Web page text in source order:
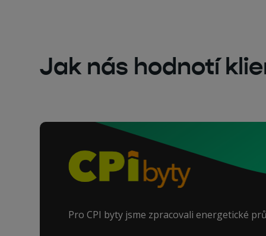
Jak nás hodnotí
Pro CPI byty jsme zpracovali energetické